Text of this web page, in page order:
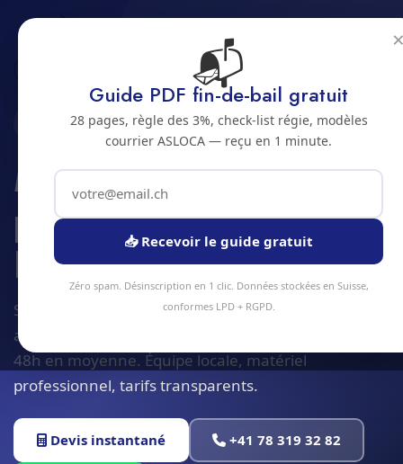
Maintenance predictive IoT
Bienne
2500 · JURA BERNOIS
Maintenance
predictive IoT a
Bienne
Service maintenance predictive iot à Bienne et
alentours. Devis gratuit sous 24h, intervention sous
48h en moyenne. Équipe locale, matériel
professionnel, tarifs transparents.
Devis instantané +41 78 319 32 82
📬
Guide PDF fin-de-bail gratuit
28 pages, règle des 3%, check-list régie, modèles
courrier ASLOCA — reçu en 1 minute.
📥 Recevoir le guide gratuit
Zéro spam. Désinscription en 1 clic. Données stockées en Suisse,
conformes LPD + RGPD.